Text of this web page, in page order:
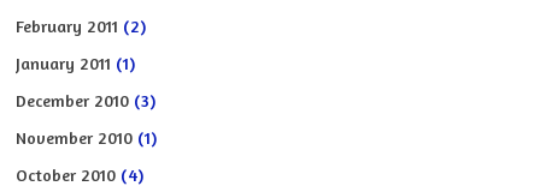
February 2011 (2)
January 2011 (1)
December 2010 (3)
November 2010 (1)
October 2010 (4)